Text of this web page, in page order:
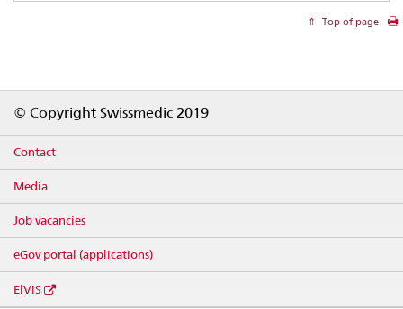
Top of page
© Copyright Swissmedic 2019
Contact
Media
Job vacancies
eGov portal (applications)
ElViS